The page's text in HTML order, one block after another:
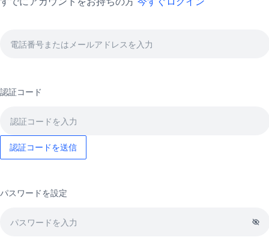
認証コード
認証コードを送信
パスワードを設定